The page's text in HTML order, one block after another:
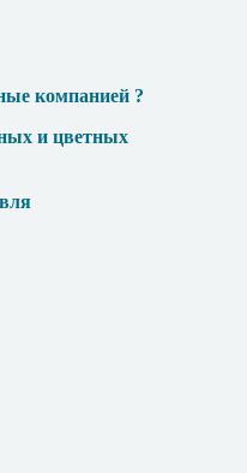
компанией ?
и цветных